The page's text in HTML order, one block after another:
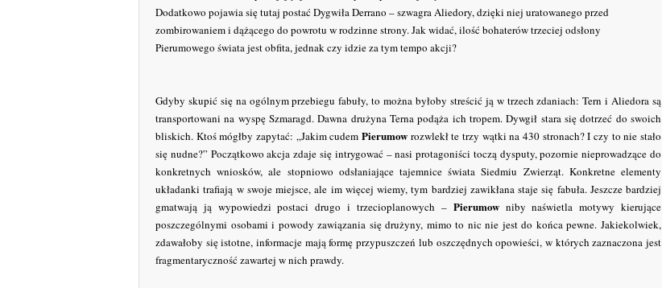
Dodatkowo pojawia się tutaj postać Dygwiła Derrano – szwagra Aliedory, dzięki niej uratowanego przed
zombirowaniem i dążącego do powrotu w rodzinne strony. Jak widać, ilość bohaterów trzeciej odsłony
Pierumowego świata jest obfita, jednak czy idzie za tym tempo akcji?
Gdyby skupić się na ogólnym przebiegu fabuły, to można byłoby streścić ją w trzech zdaniach: Tern i Aliedora są
transportowani na wyspę Szmaragd. Dawna drużyna Terna podąża ich tropem. Dywgił stara się dotrzeć do swoich
bliskich. Ktoś mógłby zapytać: „Jakim cudem Pierumow rozwlekł te trzy wątki na 430 stronach? I czy to nie stało
się nudne?” Początkowo akcja zdaje się intrygować – nasi protagoniści toczą dysputy, pozornie nieprowadzące do
konkretnych wniosków, ale stopniowo odsłaniające tajemnice świata Siedmiu Zwierząt. Konkretne elementy
układanki trafiają w swoje miejsce, ale im więcej wiemy, tym bardziej zawikłana staje się fabuła. Jeszcze bardziej
gmatwają ją wypowiedzi postaci drugo i trzecioplanowych – Pierumowniby naświetla motywy kierujące
poszczególnymi osobami i powody zawiązania się drużyny, mimo to nic nie jest do końca pewne. Jakiekolwiek,
zdawałoby się istotne, informacje mają formę przypuszczeń lub oszczędnych opowieści, w których zaznaczona jest
fragmentaryczność zawartej w nich prawdy.